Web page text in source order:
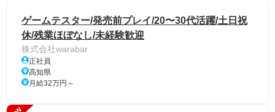
ゲームテスター/発売前プレイ/20〜30代活躍/土日祝
休/残業ほぼなし/未経験歓迎
株式会社warabar
正社員
高知県
月給32万円～